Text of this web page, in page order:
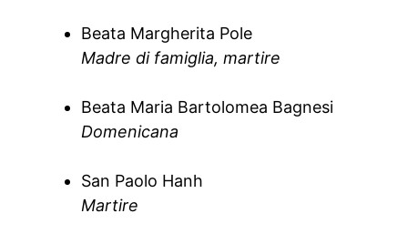
Beata Margherita Pole
Madre di famiglia, martire
Beata Maria Bartolomea Bagnesi
Domenicana
San Paolo Hanh
Martire